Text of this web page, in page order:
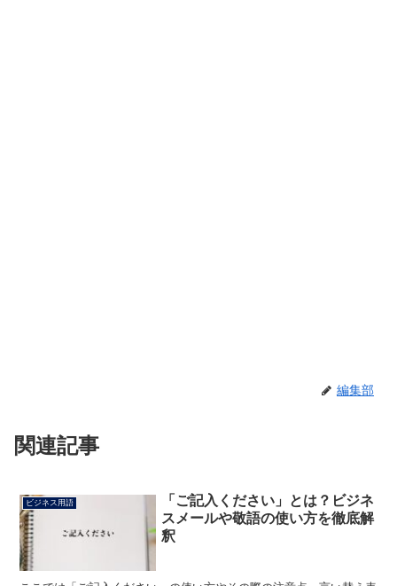
編集部
関連記事
ビジネス用語
「ご記入ください」とは？ビジネ
スメールや敬語の使い方を徹底解
釈